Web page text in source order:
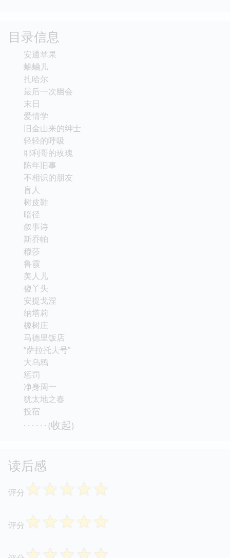
目录信息
安通苹果
蛐蛐儿
扎哈尔
最后一次幽会
末日
爱情学
旧金山来的绅士
轻轻的呼吸
耶利哥的玫瑰
陈年旧事
不相识的朋友
盲人
树皮鞋
暗径
叙事诗
斯乔帕
穆莎
鲁霞
美人儿
傻丫头
安提戈涅
纳塔莉
橡树庄
马德里饭店
“萨拉托夫号”
大乌鸦
惩罚
净身周一
犹太地之春
投宿
· · · · · · (收起)
读后感
评分 ☆☆☆☆☆
评分 ☆☆☆☆☆